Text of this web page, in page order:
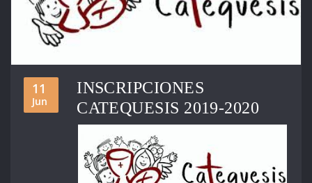
11
Jun
INSCRIPCIONES
CATEQUESIS 2019-2020